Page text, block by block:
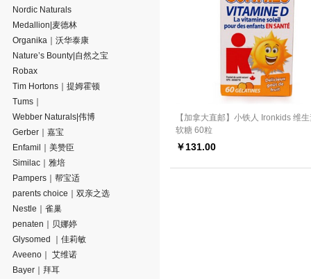
【加拿大直邮】小铁人 Ironkids 维
软糖 60粒
￥131.00
Nordic Naturals
Medallion|麦德林
Organika｜沃华泰康
Nature’s Bounty|自然之宝
Robax
Tim Hortons｜提姆霍顿
Tums｜
Webber Naturals|伟博
Gerber｜嘉宝
Enfamil｜美赞臣
Similac｜雅培
Pampers｜帮宝适
parents choice｜双亲之选
Nestle｜雀巢
penaten｜贝娜婷
Glysomed ｜佳莉敏
Aveeno｜ 艾维诺
Bayer｜拜耳